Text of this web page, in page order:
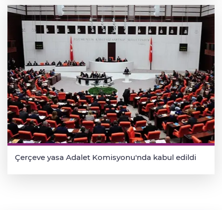
Çerçeve yasa Adalet Komisyonu'nda kabul edildi